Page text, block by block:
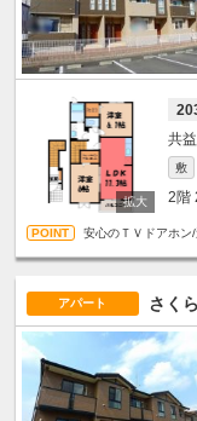
敷
2階
安心のＴＶドアホン
アパート さく